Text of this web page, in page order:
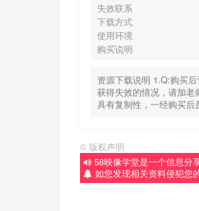
失效联系
下载方式
使用环境
购买说明
资源下载说明 1.Q:购买
获得失效的情况，请加老
具有复制性，一经购买后
© 版权声明
58映像学堂是一个信息分
如您发现相关资料侵犯您